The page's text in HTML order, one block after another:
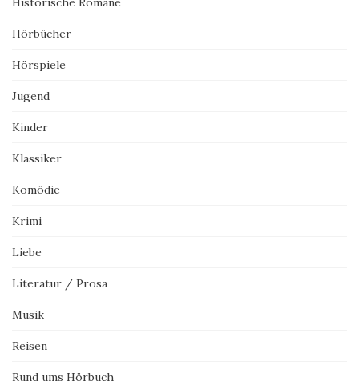
Hörbücher
Hörspiele
Jugend
Kinder
Klassiker
Komödie
Krimi
Liebe
Literatur / Prosa
Musik
Reisen
Rund ums Hörbuch